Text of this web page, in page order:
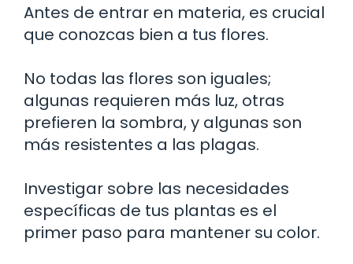
Antes de entrar en materia, es crucial
que conozcas bien a tus flores.
No todas las flores son iguales;
algunas requieren más luz, otras
prefieren la sombra, y algunas son
más resistentes a las plagas.
Investigar sobre las necesidades
específicas de tus plantas es el
primer paso para mantener su color.